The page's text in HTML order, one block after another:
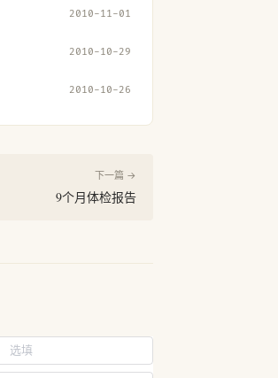
2010-11-01
2010-10-29
2010-10-26
下一篇 →
9个月体检报告